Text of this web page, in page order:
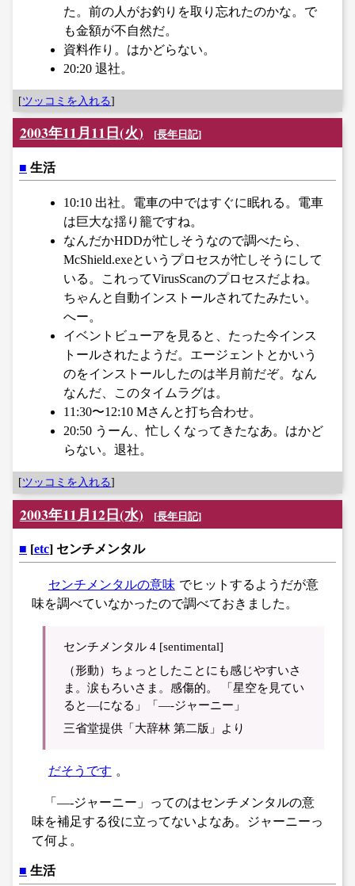
た。前の人がお釣りを取り忘れたのかな。で
も金額が不自然だ。
資料作り。はかどらない。
20:20 退社。
[ツッコミを入れる]
2003年11月11日(火) [長年日記]
■ 生活
10:10 出社。電車の中ではすぐに眠れる。電車
は巨大な揺り籠ですね。
なんだかHDDが忙しそうなので調べたら、
McShield.exeというプロセスが忙しそうにして
いる。これってVirusScanのプロセスだよね。
ちゃんと自動インストールされてたみたい。
へー。
イベントビューアを見ると、たった今インス
トールされたようだ。エージェントとかいう
のをインストールしたのは半月前だぞ。なん
なんだ、このタイムラグは。
11:30〜12:10 Mさんと打ち合わせ。
20:50 うーん、忙しくなってきたなあ。はかど
らない。退社。
[ツッコミを入れる]
2003年11月12日(水) [長年日記]
■ [etc] センチメンタル
センチメンタルの意味 でヒットするようだが意
味を調べていなかったので調べておきました。
センチメンタル 4 [sentimental]
（形動）ちょっとしたことにも感じやすいさ
ま。涙もろいさま。感傷的。 「星空を見てい
ると―になる」「―-ジャーニー」
三省堂提供「大辞林 第二版」より
だそうです 。
「―-ジャーニー」ってのはセンチメンタルの意
味を補足する役に立ってないよなあ。ジャーニーっ
て何よ。
■ 生活